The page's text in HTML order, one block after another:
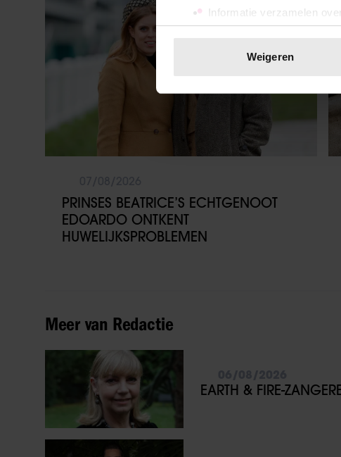
Informatie verzamelen
Uw apparaat identificeren
toestemming op elk moment
We gebruiken cookies om
websiteverkeer te analyseren.
media, adverteren en analyse.
verstrekt of die ze hebben
Weigeren
PRINSES BEATRICE’S ECHTGENOOT
EDOARDO ONTKENT
HUWELIJKSPROBLEMEN
Meer van Redactie
EARTH & FIRE-